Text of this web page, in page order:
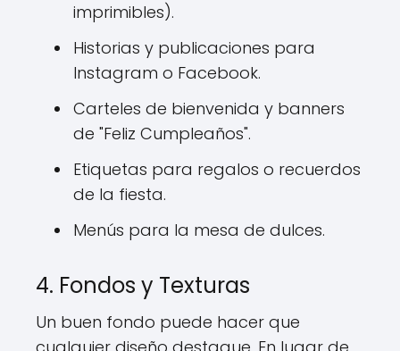
imprimibles).
Historias y publicaciones para
Instagram o Facebook.
Carteles de bienvenida y banners
de "Feliz Cumpleaños".
Etiquetas para regalos o recuerdos
de la fiesta.
Menús para la mesa de dulces.
4. Fondos y Texturas
Un buen fondo puede hacer que